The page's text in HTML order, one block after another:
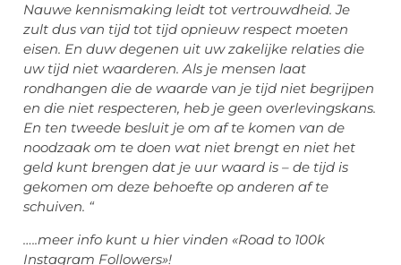
Nauwe kennismaking leidt tot vertrouwdheid. Je
zult dus van tijd tot tijd opnieuw respect moeten
eisen. En duw degenen uit uw zakelijke relaties die
uw tijd niet waarderen. Als je mensen laat
rondhangen die de waarde van je tijd niet begrijpen
en die niet respecteren, heb je geen overlevingskans.
En ten tweede besluit je om af te komen van de
noodzaak om te doen wat niet brengt en niet het
geld kunt brengen dat je uur waard is – de tijd is
gekomen om deze behoefte op anderen af ​​te
schuiven. “
…..meer info kunt u hier vinden «Road to 100k
Instagram Followers»!